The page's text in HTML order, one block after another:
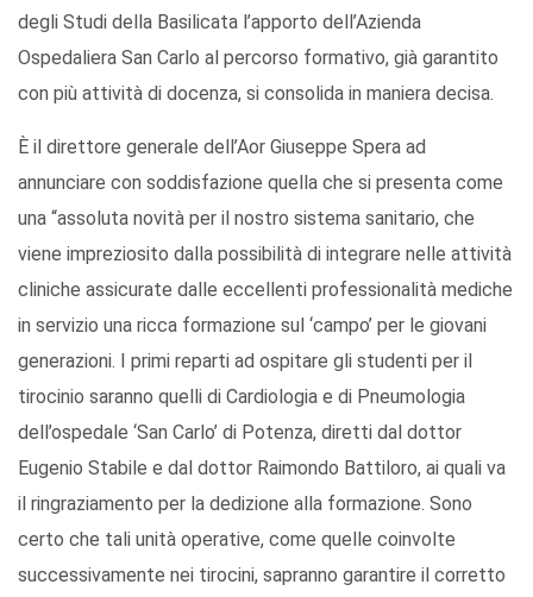
degli Studi della Basilicata l’apporto dell’Azienda
Ospedaliera San Carlo al percorso formativo, già garantito
con più attività di docenza, si consolida in maniera decisa.
È il direttore generale dell’Aor Giuseppe Spera ad
annunciare con soddisfazione quella che si presenta come
una “assoluta novità per il nostro sistema sanitario, che
viene impreziosito dalla possibilità di integrare nelle attività
cliniche assicurate dalle eccellenti professionalità mediche
in servizio una ricca formazione sul ‘campo’ per le giovani
generazioni. I primi reparti ad ospitare gli studenti per il
tirocinio saranno quelli di Cardiologia e di Pneumologia
dell’ospedale ‘San Carlo’ di Potenza, diretti dal dottor
Eugenio Stabile e dal dottor Raimondo Battiloro, ai quali va
il ringraziamento per la dedizione alla formazione. Sono
certo che tali unità operative, come quelle coinvolte
successivamente nei tirocini, sapranno garantire il corretto